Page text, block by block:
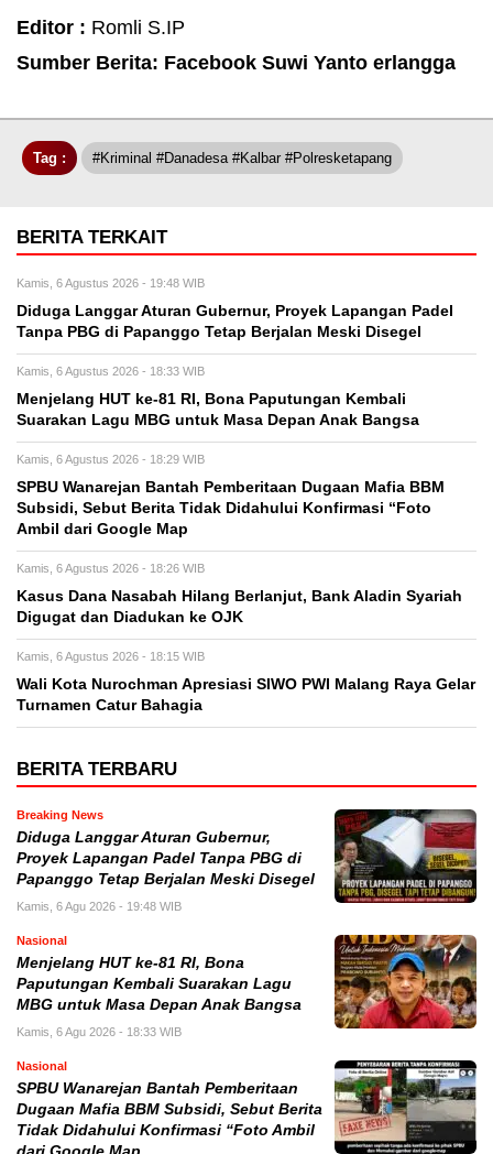
Editor : Romli S.IP
Sumber Berita: Facebook Suwi Yanto erlangga
Tag : #Kriminal #Danadesa #Kalbar #Polresketapang
BERITA TERKAIT
Kamis, 6 Agustus 2026 - 19:48 WIB
Diduga Langgar Aturan Gubernur, Proyek Lapangan Padel
Tanpa PBG di Papanggo Tetap Berjalan Meski Disegel
Kamis, 6 Agustus 2026 - 18:33 WIB
Menjelang HUT ke-81 RI, Bona Paputungan Kembali
Suarakan Lagu MBG untuk Masa Depan Anak Bangsa
Kamis, 6 Agustus 2026 - 18:29 WIB
SPBU Wanarejan Bantah Pemberitaan Dugaan Mafia BBM
Subsidi, Sebut Berita Tidak Didahului Konfirmasi “Foto
Ambil dari Google Map
Kamis, 6 Agustus 2026 - 18:26 WIB
Kasus Dana Nasabah Hilang Berlanjut, Bank Aladin Syariah
Digugat dan Diadukan ke OJK
Kamis, 6 Agustus 2026 - 18:15 WIB
Wali Kota Nurochman Apresiasi SIWO PWI Malang Raya Gelar
Turnamen Catur Bahagia
BERITA TERBARU
Breaking News
Diduga Langgar Aturan Gubernur,
Proyek Lapangan Padel Tanpa PBG di
Papanggo Tetap Berjalan Meski Disegel
Kamis, 6 Agu 2026 - 19:48 WIB
Nasional
Menjelang HUT ke-81 RI, Bona
Paputungan Kembali Suarakan Lagu
MBG untuk Masa Depan Anak Bangsa
Kamis, 6 Agu 2026 - 18:33 WIB
Nasional
SPBU Wanarejan Bantah Pemberitaan
Dugaan Mafia BBM Subsidi, Sebut Berita
Tidak Didahului Konfirmasi “Foto Ambil